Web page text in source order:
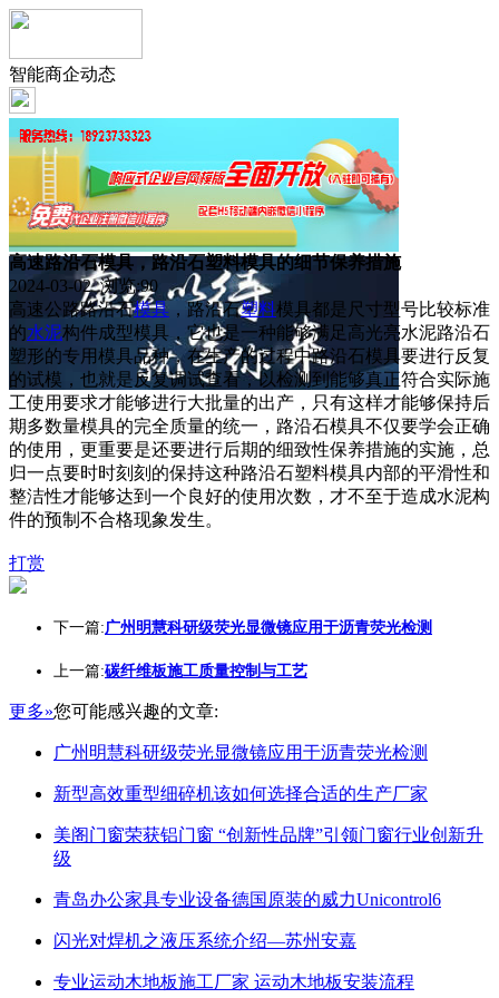
智能商企动态
高速路沿石模具，路沿石塑料模具的细节保养措施
2024-03-02 浏览:90
高速公路路沿石模具 ，路沿石塑料模具都是尺寸型号比较标准
的水泥构件成型模具，它也是一种能够满足高光亮水泥路沿石
塑形的专用模具品种，在生产的过程中路沿石模具要进行反复
的试模，也就是反复调试查看，以检测到能够真正符合实际施
工使用要求才能够进行大批量的出产，只有这样才能够保持后
期多数量模具的完全质量的统一，路沿石模具不仅要学会正确
的使用，更重要是还要进行后期的细致性保养措施的实施，总
归一点要时时刻刻的保持这种路沿石塑料模具内部的平滑性和
整洁性才能够达到一个良好的使用次数，才不至于造成水泥构
件的预制不合格现象发生。
打赏
下一篇:广州明慧科研级荧光显微镜应用于沥青荧光检测
上一篇:碳纤维板施工质量控制与工艺
更多»您可能感兴趣的文章:
广州明慧科研级荧光显微镜应用于沥青荧光检测
新型高效重型细碎机该如何选择合适的生产厂家
美阁门窗荣获铝门窗 “创新性品牌”引领门窗行业创新升
级
青岛办公家具专业设备德国原装的威力Unicontrol6
闪光对焊机之液压系统介绍—苏州安嘉
专业运动木地板施工厂家 运动木地板安装流程